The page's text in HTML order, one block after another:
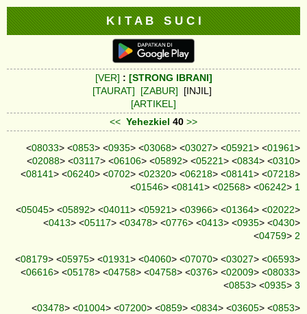
K I T A B S U C I
[VER] : [STRONG IBRANI]
[TAURAT]
[ZABUR] [INJIL]
[ARTIKEL]
<< Yehezkiel 40 >>
<08033> <0853> <0935> <03068> <03027> <05921> <01961>
<02088> <03117> <06106> <05892> <05221> <0834> <0310>
<08141> <06240> <0702> <02320> <06218> <08141> <07218>
<01546> <08141> <02568> <06242> 1
<05045> <05892> <04011> <05921> <03966> <01364> <02022>
<0413> <05117> <03478> <0776> <0413> <0935> <0430>
<04759> 2
<08179> <05975> <01931> <04060> <07070> <03027> <06593>
<06616> <05178> <04758> <04758> <0376> <02009> <08033>
<0853> <0935> 3
<03478> <01004> <07200> <0859> <0834> <03605> <0853>